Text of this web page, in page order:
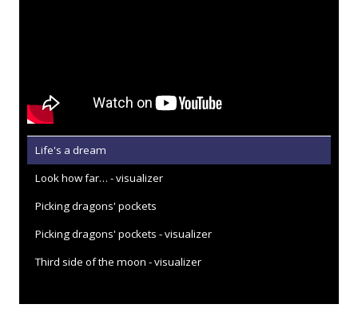
Life's a dream
Look how far… - visualizer
Picking dragons' pockets
Picking dragons' pockets - visualizer
Third side of the moon - visualizer